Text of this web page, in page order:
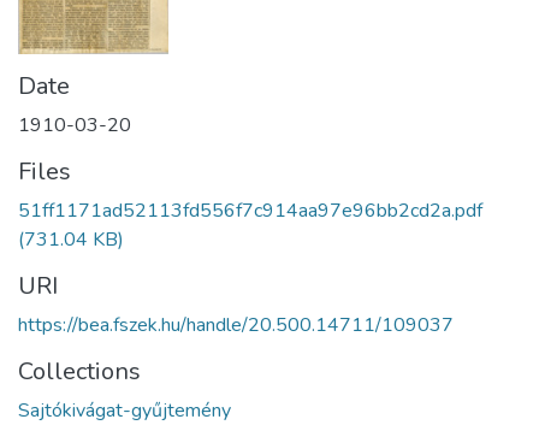
Date
1910-03-20
Files
51ff1171ad52113fd556f7c914aa97e96bb2cd2a.pdf
(731.04 KB)
URI
https://bea.fszek.hu/handle/20.500.14711/109037
Collections
Sajtókivágat-gyűjtemény